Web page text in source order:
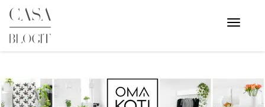
Skip
content
Avaa
valikko